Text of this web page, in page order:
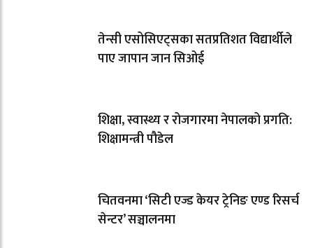
तेन्सी एसोसिएट्सका सतप्रतिशत विद्यार्थीले
पाए जापान जान सिओई
शिक्षा, स्वास्थ्य र रोजगारमा नेपालको प्रगति:
शिक्षामन्त्री पौडेल
चितवनमा ‘सिटी एज्ड केयर ट्रेनिङ एण्ड रिसर्च
सेन्टर’ सञ्चालनमा